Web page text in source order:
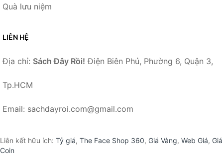
Quà lưu niệm
LIÊN HỆ
Địa chỉ: Sách Đây Rồi! Điện Biên Phủ, Phường 6, Quận 3,
Tp.HCM
Email: sachdayroi.com@gmail.com
Liên kết hữu ích: Tỷ giá, The Face Shop 360, Giá Vàng, Web Giá, Giá
Coin